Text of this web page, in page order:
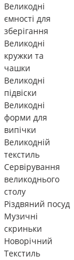
Великодні
ємності для
зберігання
Великодні
кружки та
чашки
Великодні
підвіски
Великодні
форми для
випічки
Великодній
текстиль
Сервірування
великоднього
столу
Різдвяний посуд
Музичні
скриньки
Новорічний
Текстиль